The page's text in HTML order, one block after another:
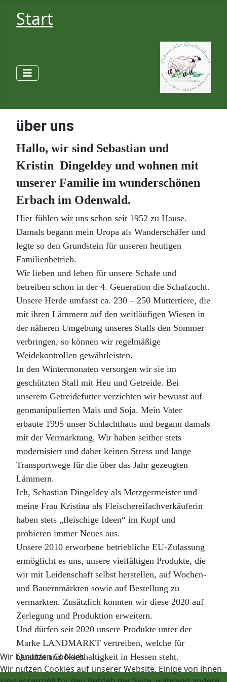
Start
über uns
Hallo, wir sind Sebastian und
Kristin Dingeldey und wohnen mit
unserer Familie im wunderschönen
Erbach im Odenwald.
Hier fühlen wir uns schon seit 1952 zu Hause.
Damals begann mein Uropa als Wanderschäfer und
legte so den Grundstein für unseren heutigen
Familienbetrieb.
Wir lieben und leben für unsere Schafe und
betreiben schon in der 4. Generation die Schafzucht.
Unsere Herde umfasst ca. 230 – 250 Muttertiere, die
mit ihren Lämmern auf den weitläufigen Wiesen in
der näheren Umgebung unseres Stalls den Sommer
verbringen, so können wir regelmäßige
Weidekontrollen gewährleisten.
In den Wintermonaten versorgen wir sie im
geschützten Stall mit Heu und Getreide. Bei
unserem Getreidefutter verzichten wir bewusst auf
genmanipulierten Mais und Soja. Mein Vater
erbaute 1995 unser Schlachthaus und begann damals
mit der Vermarktung. Wir haben seither stets
modernisiert und daher keinen Stress und lange
Transportwege für die über das Jahr gezeugten
Lämmern.
Ich, Sebastian Dingeldey als Metzgermeister und
meine Frau Kristina als Fleischereifachverkäuferin
haben stets „fleischige Ideen“ im Kopf und
probieren immer Neues aus.
Unsere 2010 erworbene betriebliche EU-Zulassung
ermöglicht es uns, unsere vielfältigen Produkte, die
wir mit Leidenschaft selbst herstellen, auf Wochen-
und Bauernmärkten sowie auf Bestellung zu
vermarkten. Zusätzlich konnten wir diese 2020 auf
Zerlegung und Produktion erweitern.
Und dürfen seit 2020 unsere Produkte unter der
Marke LANDMARKT vertreiben, welche für
Qualität und Nachhaltigkeit in Hessen steht.
Wir benutzen Cookies
Wir nutzen Cookies auf unserer Website. Einige von ihnen